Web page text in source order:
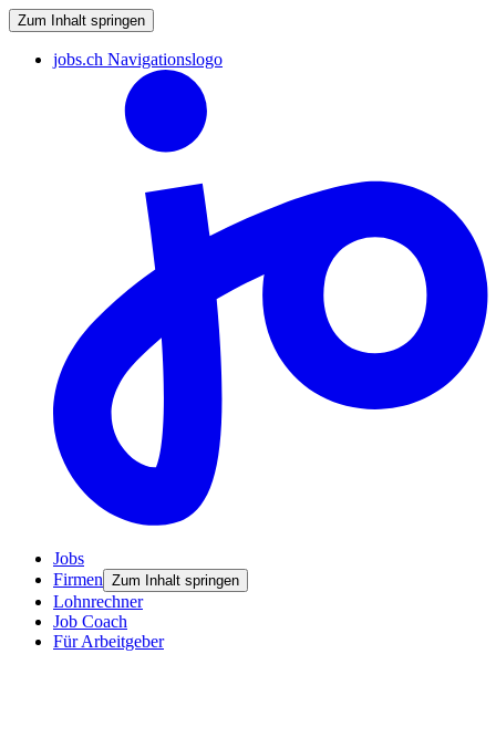
Zum Inhalt springen
jobs.ch Navigationslogo
Jobs
Firmen Zum Inhalt springen
Lohnrechner
Job Coach
Für Arbeitgeber